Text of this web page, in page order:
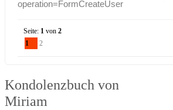
operation=FormCreateUser
Seite: 1 von2
1
2
Kondolenzbuch von
Miriam